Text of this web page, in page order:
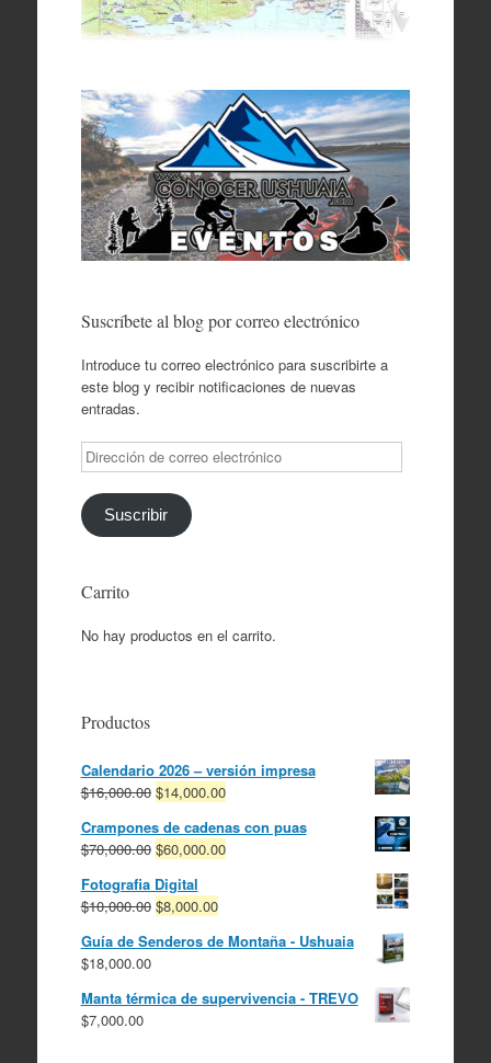
Suscríbete al blog por correo electrónico
Introduce tu correo electrónico para suscribirte a
este blog y recibir notificaciones de nuevas
entradas.
Dirección
de
correo
electrónico
Suscribir
Carrito
No hay productos en el carrito.
Productos
Calendario 2026 – versión impresa
$16,000.00 El
original
era:
$16,000.00.
$14,000.00El
actual
es:
Crampones de cadenas con puas
$70,000.00 El
original
era:
$70,000.00.
$60,000.00El
$60,000.00.
Fotografia Digital
$10,000.00 El
original
$10,000.00.
$8,000.00El
actual
$8,000.00.
Guía de Senderos de Montaña - Ushuaia
$18,000.00
Manta térmica de supervivencia - TREVO
$7,000.00